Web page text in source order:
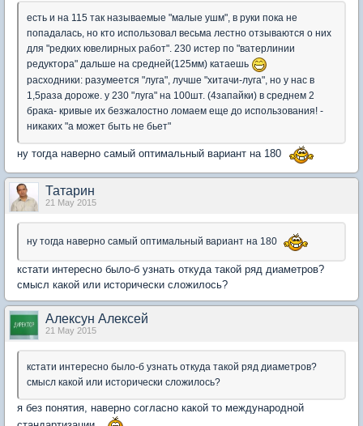
есть и на 115 так называемые "малые ушм", в руки пока не
попадалась, но кто использовал весьма лестно отзываются о них
для "редких ювелирных работ". 230 истер по "ватерлинии
редуктора" дальше на средней(125мм) катаешь
расходники: разумеется "луга", лучше "хитачи-луга", но у нас в
1,5раза дороже. у 230 "луга" на 100шт. (4запайки) в среднем 2
брака- кривые их безжалостно ломаем еще до использования! -
никаких "а может быть не бьет"
ну тогда наверно самый оптимальный вариант на 180
Татарин
21 May 2015
ну тогда наверно самый оптимальный вариант на 180
кстати интересно было-б узнать откуда такой ряд диаметров?
смысл какой или исторически сложилось?
Алексун Алексей
21 May 2015
кстати интересно было-б узнать откуда такой ряд диаметров?
смысл какой или исторически сложилось?
я без понятия, наверно согласно какой то международной